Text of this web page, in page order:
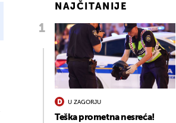
NAJČITANIJE
U ZAGORJU
Teška prometna nesreća!